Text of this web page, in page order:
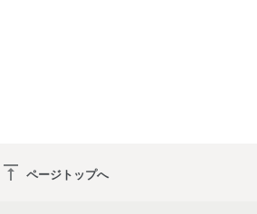
vertical_align_top ページトップへ